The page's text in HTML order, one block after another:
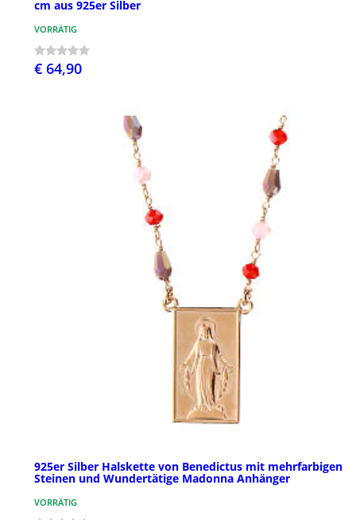
cm aus 925er Silber
VORRÄTIG
€ 64,90
925er Silber Halskette von Benedictus mit mehrfarbigen
Steinen und Wundertätige Madonna Anhänger
VORRÄTIG